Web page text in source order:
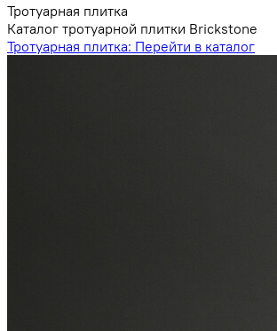
Тротуарная плитка
Каталог тротуарной плитки Brickstone
Тротуарная плитка: Перейти в каталог